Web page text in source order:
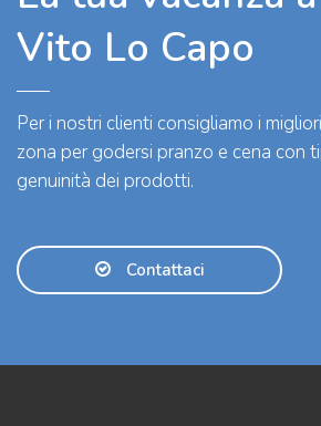
Vito Lo Capo
Per i nostri clienti consigliamo i
zona per godersi pranzo e cena con
genuinità dei prodotti.
Contattaci